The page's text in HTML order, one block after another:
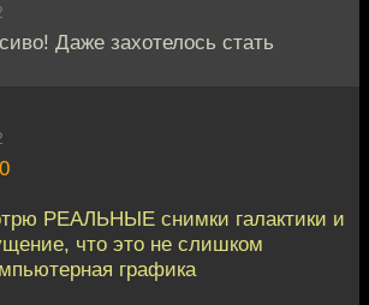
Даже захотелось стать
РЕАЛЬНЫЕ снимки галактики и
что это не слишком
графика